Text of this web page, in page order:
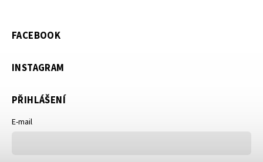
FACEBOOK
INSTAGRAM
PŘIHLÁŠENÍ
E-mail